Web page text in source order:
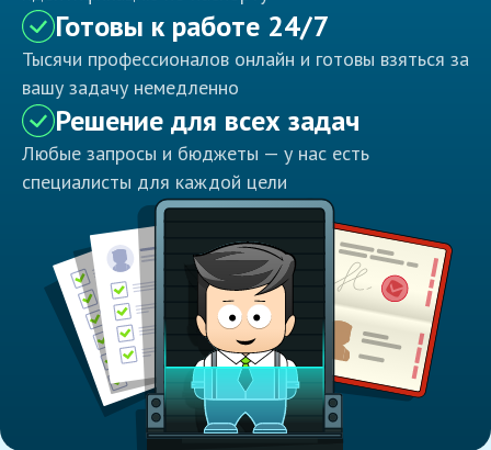
Готовы к работе 24/7
Тысячи профессионалов онлайн и готовы взяться за
вашу задачу немедленно
Решение для всех задач
Любые запросы и бюджеты — у нас есть
специалисты для каждой цели